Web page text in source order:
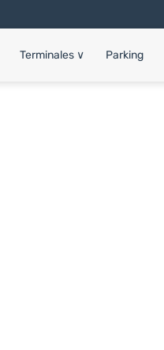
Terminales ∨ Parking